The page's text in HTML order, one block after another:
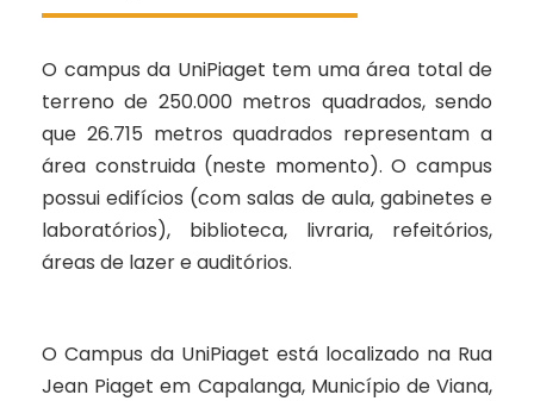
O campus da UniPiaget tem uma área total de
terreno de 250.000 metros quadrados, sendo
que 26.715 metros quadrados representam a
área construida (neste momento). O campus
possui edifícios (com salas de aula, gabinetes e
laboratórios), biblioteca, livraria, refeitórios,
áreas de lazer e auditórios.
O Campus da UniPiaget está localizado na Rua
Jean Piaget em Capalanga, Município de Viana,